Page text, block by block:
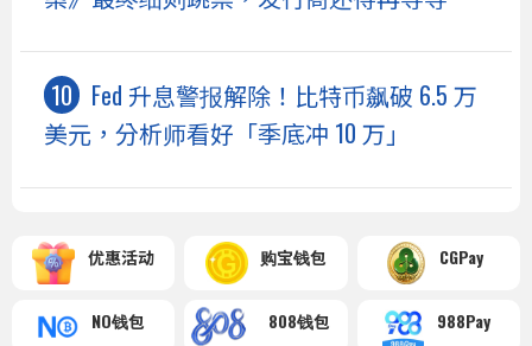
Fed 升息警报解除！比特币飙破 6.5 万
美元，分析师看好「季底冲 10 万」
优惠活动 购宝钱包 CGPay
NO钱包 808钱包 988Pay